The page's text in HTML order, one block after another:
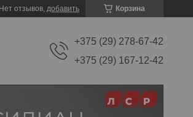
Корзина
отзывов, добавить
+375 (29) 278-67-42
+375 (29) 167-12-42